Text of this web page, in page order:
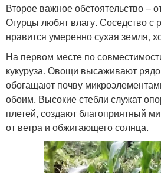
Второе важное обстоятельство –
Огурцы любят влагу. Соседство с
нравится умеренно сухая земля,
На первом месте по
кукуруза. Овощи высаживают
обогащают почву
обоим. Высокие стебли служат
плетей, создают благоприятный
от ветра и обжигающего солнца.